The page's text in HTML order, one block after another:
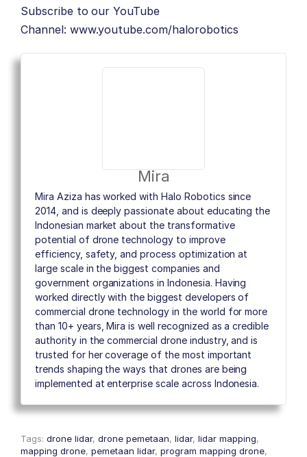
Subscribe to our YouTube
Channel: www.youtube.com/halorobotics
Mira
Mira Aziza has worked with Halo Robotics since
2014, and is deeply passionate about educating the
Indonesian market about the transformative
potential of drone technology to improve
efficiency, safety, and process optimization at
large scale in the biggest companies and
government organizations in Indonesia. Having
worked directly with the biggest developers of
commercial drone technology in the world for more
than 10+ years, Mira is well recognized as a credible
authority in the commercial drone industry, and is
trusted for her coverage of the most important
trends shaping the ways that drones are being
implemented at enterprise scale across Indonesia.
Tags: drone lidar, drone pemetaan, lidar, lidar mapping,
mapping drone, pemetaan lidar, program mapping drone,